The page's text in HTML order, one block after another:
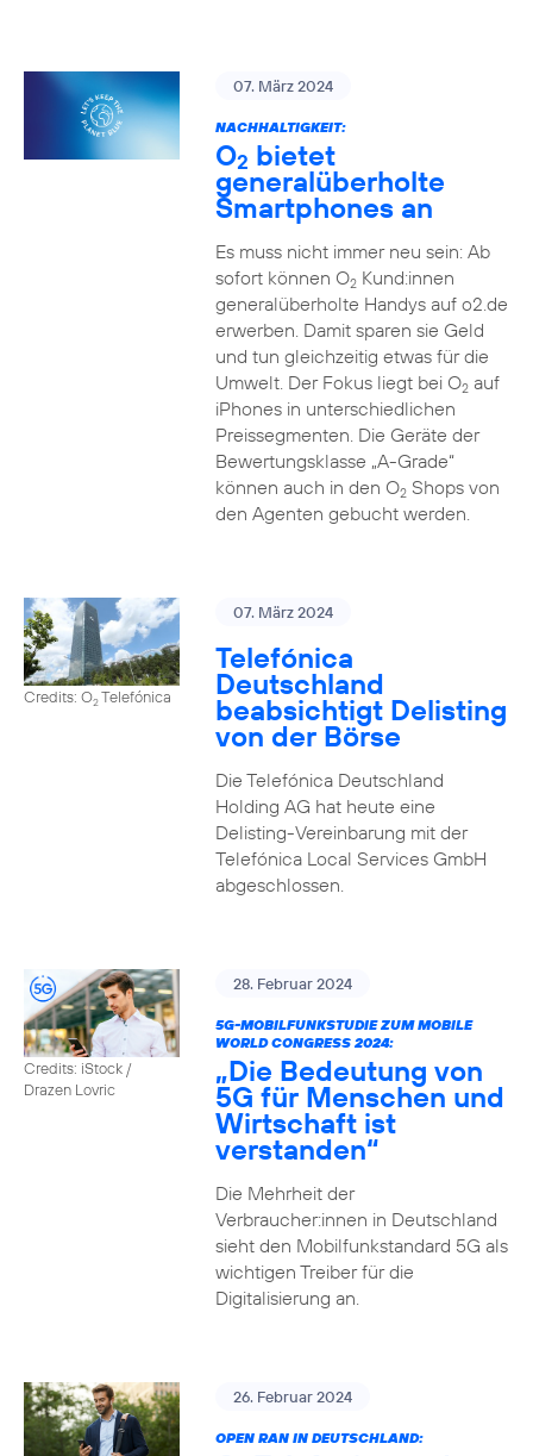
07. März 2024
NACHHALTIGKEIT:
O2 bietet
generalüberholte
Smartphones an
Es muss nicht immer neu sein: Ab
sofort können O2Kund:innen
generalüberholte Handys auf o2.de
erwerben. Damit sparen sie Geld
und tun gleichzeitig etwas für die
Umwelt. Der Fokus liegt bei O2auf
iPhones in unterschiedlichen
Preissegmenten. Die Geräte der
Bewertungsklasse „A-Grade“
können auch in den O2Shops von
den Agenten gebucht werden.
Credits: O2Telefónica
07. März 2024
Telefónica
Deutschland
beabsichtigt Delisting
von der Börse
Die Telefónica Deutschland
Holding AG hat heute eine
Delisting-Vereinbarung mit der
Telefónica Local Services GmbH
abgeschlossen.
Credits: iStock /
Drazen Lovric
28. Februar 2024
5G-MOBILFUNKSTUDIE ZUM MOBILE
WORLD CONGRESS 2024:
„Die Bedeutung von
5G für Menschen und
Wirtschaft ist
verstanden“
Die Mehrheit der
Verbraucher:innen in Deutschland
sieht den Mobilfunkstandard 5G als
wichtigen Treiber für die
Digitalisierung an.
26. Februar 2024
OPEN RAN IN DEUTSCHLAND: